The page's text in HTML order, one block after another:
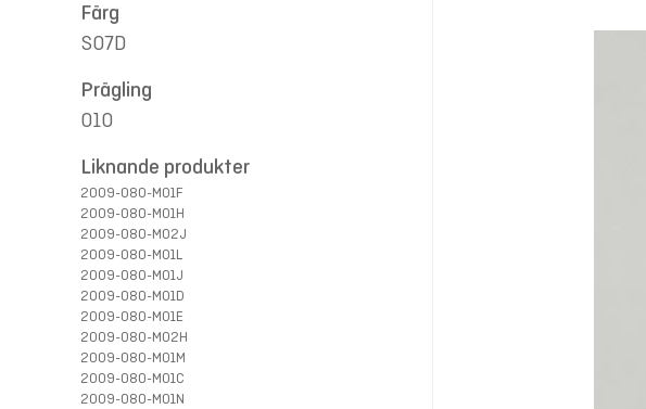
Färg
S07D
Prägling
010
Liknande produkter
2009-080-M01F
2009-080-M01H
2009-080-M02J
2009-080-M01L
2009-080-M01J
2009-080-M01D
2009-080-M01E
2009-080-M02H
2009-080-M01M
2009-080-M01C
2009-080-M01N